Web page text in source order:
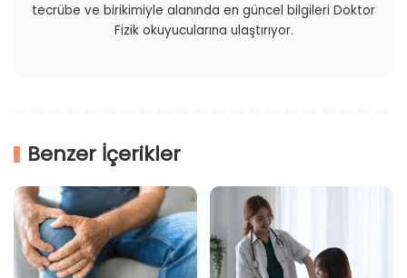
tecrübe ve birikimiyle alanında en güncel bilgileri Doktor
Fizik okuyucularına ulaştırıyor.
Benzer İçerikler